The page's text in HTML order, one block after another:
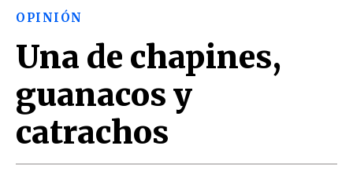
OPINIÓN
Una de chapines,
guanacos y
catrachos